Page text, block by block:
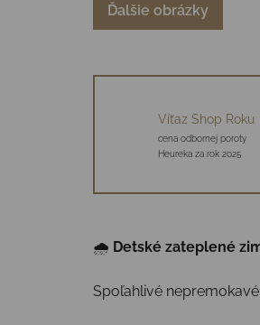
Ďalšie obrázky
Víťaz Shop Roku
cena odbornej poroty
Heureka za rok 2025
🌧 Detské zateplené
Spoľahlivé